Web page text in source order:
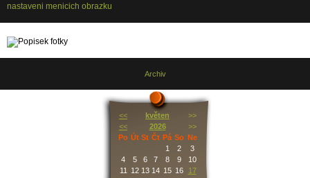
nastaveni menicich obrazku
Archiv
<< květen
>>
<<
2026
>>
Po Út St Čt Pá So Ne
1
2
3
4
5 6 7 8 9
10
11
12 13 14 15 16
17